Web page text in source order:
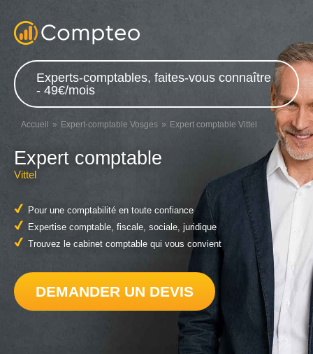
Experts-comptables, faites-vous connaître
- 49€/mois
Accueil Expert-comptable Vosges Expert comptable Vittel
Expert comptable
Vittel
Pour une comptabilité en toute confiance
Expertise comptable, fiscale, sociale, juridique
Trouvez le cabinet comptable qui vous convient
DEMANDER UN DEVIS